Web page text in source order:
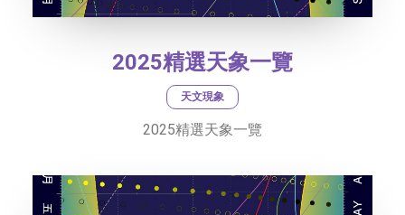
2025精選天象一覽
天文現象
2025精選天象一覽